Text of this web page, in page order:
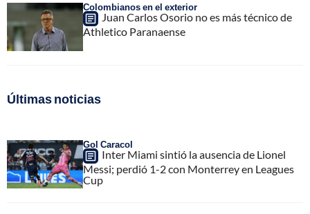
Colombianos en el exterior
Juan Carlos Osorio no es más técnico de
Athletico Paranaense
Últimas noticias
Gol Caracol
Inter Miami sintió la ausencia de Lionel
Messi; perdió 1-2 con Monterrey en Leagues
Cup